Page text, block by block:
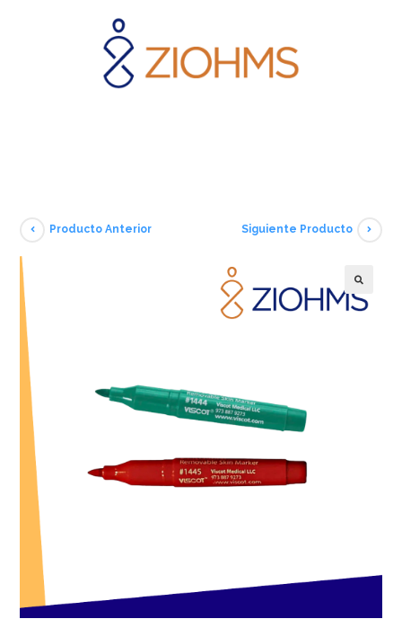
Producto Anterior Siguiente Producto